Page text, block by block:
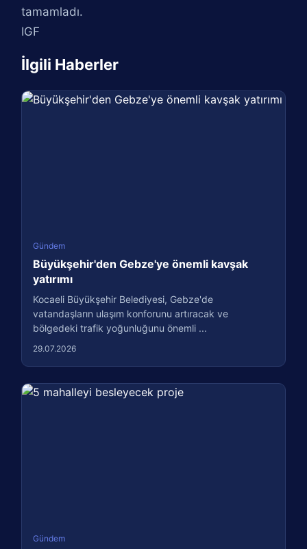
tamamladı.
IGF
İlgili Haberler
Gündem
Büyükşehir'den Gebze'ye önemli kavşak
yatırımı
Kocaeli Büyükşehir Belediyesi, Gebze'de
vatandaşların ulaşım konforunu artıracak ve
bölgedeki trafik yoğunluğunu önemli ...
29.07.2026
Gündem